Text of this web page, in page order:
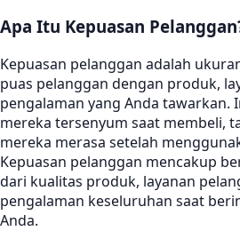
Apa Itu Kepuasan
Kepuasan pelanggan adalah
puas pelanggan dengan produk,
pengalaman yang Anda tawarkan.
mereka tersenyum saat membeli,
mereka merasa setelah
Kepuasan pelanggan mencakup
dari kualitas produk, layanan
pengalaman keseluruhan saat
Anda.